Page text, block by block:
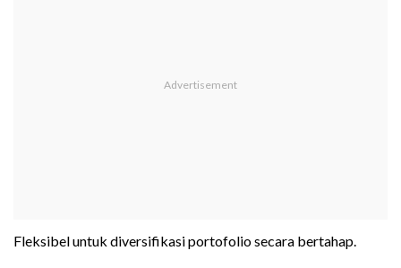
Fleksibel untuk diversifikasi portofolio secara bertahap.